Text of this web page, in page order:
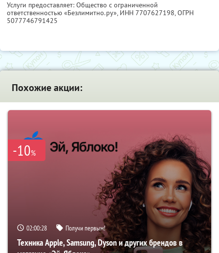
Услуги предоставляет: Общество с ограниченной
ответственностью «Безлимитно.ру», ИНН 7707627198, ОГРН
5077746791425
Похожие акции:
-10%
02:00:27 Получи первым!
Техника Apple, Samsung, Dyson и других брендов в